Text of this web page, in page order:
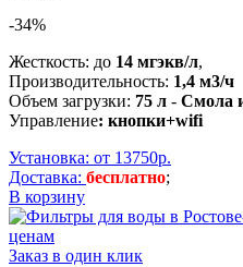
-34%
Жесткость: до 14 мгэкв/л,
Производительность: 1,4 м3/ч
Объем загрузки: 75 л - Смола
Управление: кнопки+wifi
Установка: от 13750р.
Доставка: бесплатно;
В корзину
Заказ в один клик